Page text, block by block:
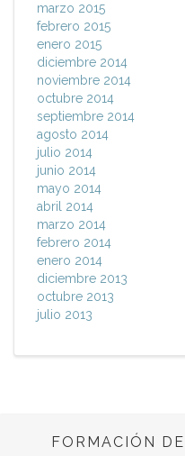
marzo 2015
febrero 2015
enero 2015
diciembre 2014
noviembre 2014
octubre 2014
septiembre 2014
agosto 2014
julio 2014
junio 2014
mayo 2014
abril 2014
marzo 2014
febrero 2014
enero 2014
diciembre 2013
octubre 2013
julio 2013
FORMACIÓN